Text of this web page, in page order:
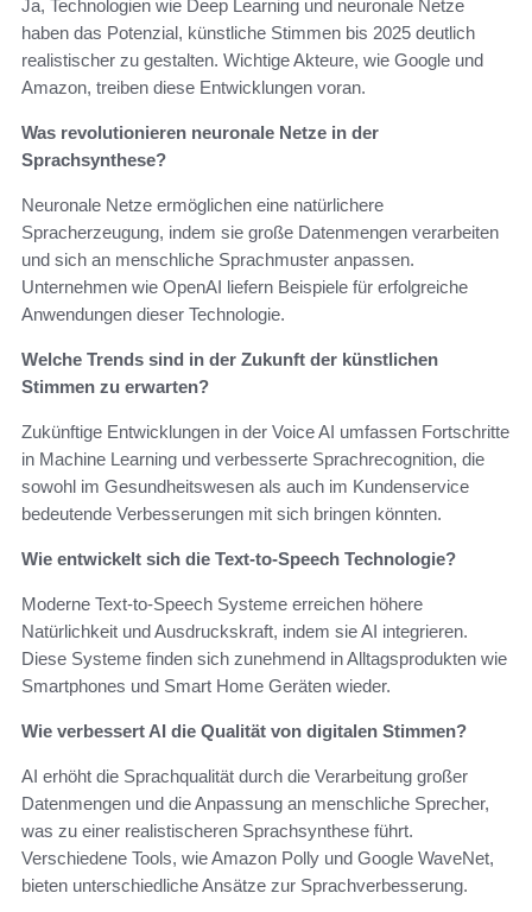
Ja, Technologien wie Deep Learning und neuronale Netze
haben das Potenzial, künstliche Stimmen bis 2025 deutlich
realistischer zu gestalten. Wichtige Akteure, wie Google und
Amazon, treiben diese Entwicklungen voran.
Was revolutionieren neuronale Netze in der
Sprachsynthese?
Neuronale Netze ermöglichen eine natürlichere
Spracherzeugung, indem sie große Datenmengen verarbeiten
und sich an menschliche Sprachmuster anpassen.
Unternehmen wie OpenAI liefern Beispiele für erfolgreiche
Anwendungen dieser Technologie.
Welche Trends sind in der Zukunft der künstlichen
Stimmen zu erwarten?
Zukünftige Entwicklungen in der Voice AI umfassen Fortschritte
in Machine Learning und verbesserte Sprachrecognition, die
sowohl im Gesundheitswesen als auch im Kundenservice
bedeutende Verbesserungen mit sich bringen könnten.
Wie entwickelt sich die Text-to-Speech Technologie?
Moderne Text-to-Speech Systeme erreichen höhere
Natürlichkeit und Ausdruckskraft, indem sie AI integrieren.
Diese Systeme finden sich zunehmend in Alltagsprodukten wie
Smartphones und Smart Home Geräten wieder.
Wie verbessert AI die Qualität von digitalen Stimmen?
AI erhöht die Sprachqualität durch die Verarbeitung großer
Datenmengen und die Anpassung an menschliche Sprecher,
was zu einer realistischeren Sprachsynthese führt.
Verschiedene Tools, wie Amazon Polly und Google WaveNet,
bieten unterschiedliche Ansätze zur Sprachverbesserung.